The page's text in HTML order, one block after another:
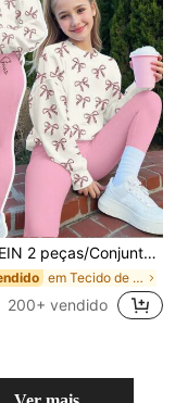
Creme Conjunto de Moletom de Manga Longa Confortável com Estampa de Laço Leopardo Vintage e Legging, Adequado para Outono/Inverno, Looks Casuais, Conforto Fácil, Camadas de Outono para Crianças, Crianças Estilosas, Vestuário Casual, Roupas Gráficas para Crianças, Volta às Aulas, Roupas de Outono, Homecoming, Adequado para Piquenique ao Ar Livre, Fotografia de Rua, Casa, Campus, Relaxamento
em Tecido de malha Conjunto de moletom com capuz e
200+ vendido